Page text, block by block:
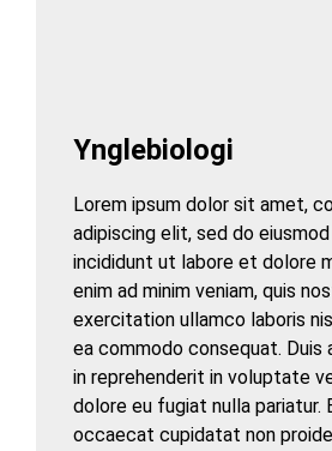
Ynglebiologi
Lorem ipsum dolor sit amet,
adipiscing elit, sed do
incididunt ut labore et dolore
enim ad minim veniam, quis
exercitation ullamco laboris
ea commodo consequat. Duis
in reprehenderit in voluptate
dolore eu fugiat nulla pariatur.
occaecat cupidatat non